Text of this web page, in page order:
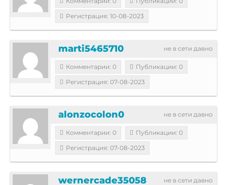
Регистрация: 10-08-2023
не в сети давно
marti5465710
Комментарии: 0
Публикации: 0
Регистрация: 07-08-2023
не в сети давно
alonzocolon0
Комментарии: 0
Публикации: 0
Регистрация: 07-08-2023
не в сети давно
wernercade35058